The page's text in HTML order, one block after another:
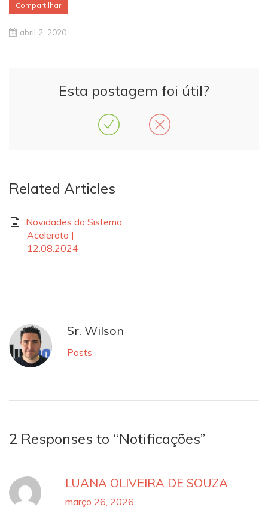
Compartilhar
abril 2, 2020
Esta postagem foi útil?
Related Articles
Novidades do Sistema
Acelerato |
12.08.2024
Sr. Wilson
Posts
2 Responses to “Notificações”
LUANA OLIVEIRA DE SOUZA
março 26, 2026